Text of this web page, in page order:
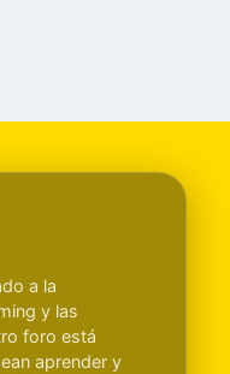
a la
y las
foro está
aprender y